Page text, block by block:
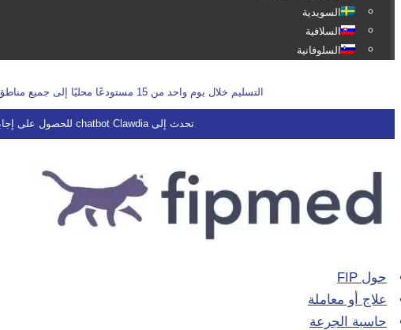
السويدية
السلافية
السلوفانية
التسليم خلال يوم واحد من 15 مستودعًا محليًا إلى جميع مناطق الولايات المتحدة وكندا والمملكة المتحدة ودول الاتحاد الأوروبي والشرق الأوسط وأمريكا اللاتينية وآسيا وأستراليا ونيوزيلندا.
تحدث إلى chatbot Clawdia للحصول على إجابات فورية أو راسلنا عبر البريد الإلكتروني على
حول FIP
علاج أو معاملة
حاسبة الجرعة